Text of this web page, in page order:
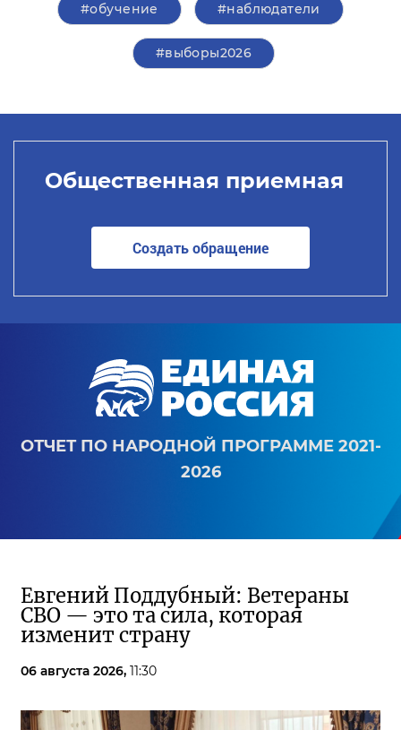
#обучение #наблюдатели
#выборы2026
Общественная приемная
Создать обращение
ОТЧЕТ ПО НАРОДНОЙ ПРОГРАММЕ 2021-
2026
Евгений Поддубный: Ветераны
СВО — это та сила, которая
изменит страну
06 августа 2026, 11:30